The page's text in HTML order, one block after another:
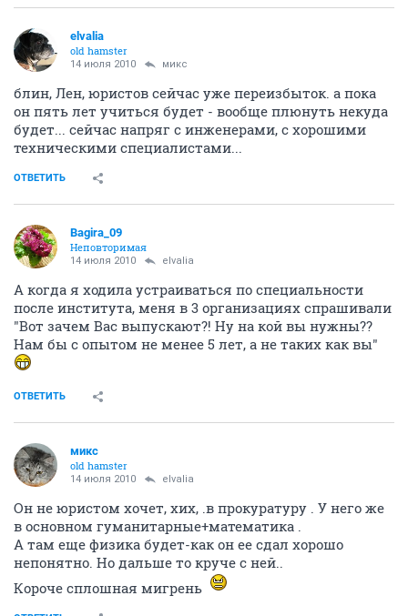
elvalia
old hamster
14 июля 2010 микс
блин, Лен, юристов сейчас уже переизбыток. а пока
он пять лет учиться будет - вообще плюнуть некуда
будет... сейчас напряг с инженерами, с хорошими
техническими специалистами...
ОТВЕТИТЬ
Bagira_09
Неповторимая
14 июля 2010 elvalia
А когда я ходила устраиваться по специальности
после института, меня в 3 организациях спрашивали
"Вот зачем Вас выпускают?! Ну на кой вы нужны??
Нам бы с опытом не менее 5 лет, а не таких как вы"
ОТВЕТИТЬ
микс
old hamster
14 июля 2010 elvalia
Он не юристом хочет, хих, .в прокуратуру . У него же
в основном гуманитарные+математика .
А там еще физика будет-как он ее сдал хорошо
непонятно. Но дальше то круче с ней..
Короче сплошная мигрень